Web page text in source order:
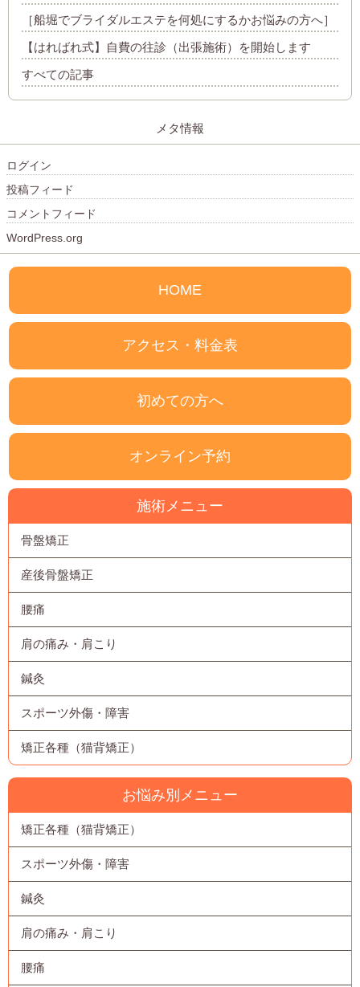
［船堀でブライダルエステを何処にするかお悩みの方へ］
【はればれ式】自費の往診（出張施術）を開始します
すべての記事
メタ情報
ログイン
投稿フィード
コメントフィード
WordPress.org
HOME
アクセス・料金表
初めての方へ
オンライン予約
施術メニュー
骨盤矯正
産後骨盤矯正
腰痛
肩の痛み・肩こり
鍼灸
スポーツ外傷・障害
矯正各種（猫背矯正）
お悩み別メニュー
矯正各種（猫背矯正）
スポーツ外傷・障害
鍼灸
肩の痛み・肩こり
腰痛